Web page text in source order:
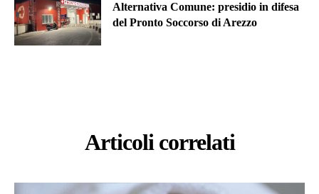
Alternativa Comune: presidio in difesa
del Pronto Soccorso di Arezzo
Articoli correlati